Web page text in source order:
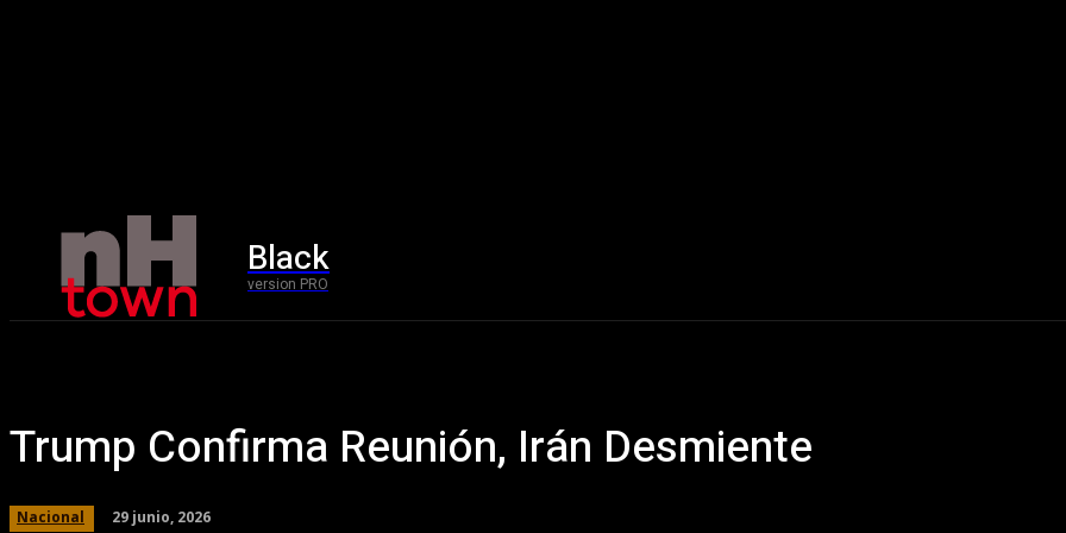
Black
version PRO
Trump Confirma Reunión, Irán Desmiente
Nacional 29 junio, 2026